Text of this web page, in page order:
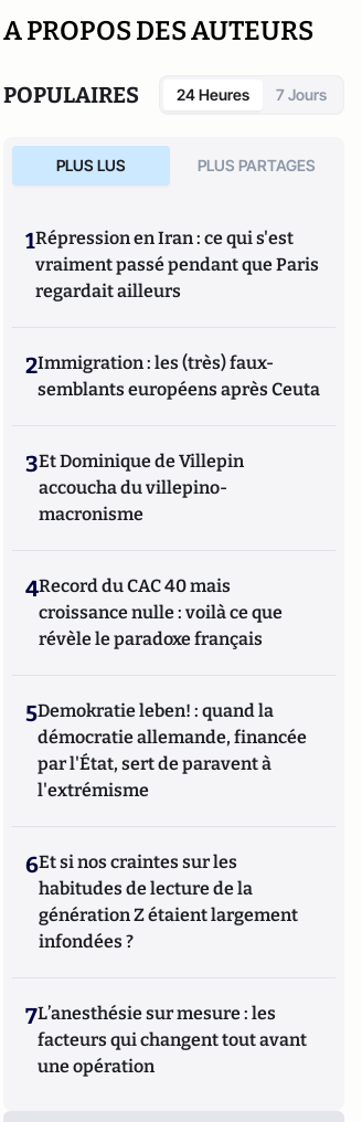
A PROPOS DES AUTEURS
POPULAIRES 24 Heures 7 Jours
PLUS LUS PLUS PARTAGES
1Répression en Iran : ce qui s'est
vraiment passé pendant que Paris
regardait ailleurs
2Immigration : les (très) faux-
semblants européens après Ceuta
3Et Dominique de Villepin
accoucha du villepino-
macronisme
4Record du CAC 40 mais
croissance nulle : voilà ce que
révèle le paradoxe français
5Demokratie leben! : quand la
démocratie allemande, financée
par l'État, sert de paravent à
l'extrémisme
6Et si nos craintes sur les
habitudes de lecture de la
génération Z étaient largement
infondées ?
7L’anesthésie sur mesure : les
facteurs qui changent tout avant
une opération